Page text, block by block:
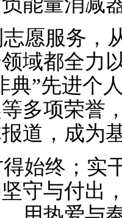
愿服务，
域都全力
典”先进个
多项荣誉
道，成为
始终；实
守与付出